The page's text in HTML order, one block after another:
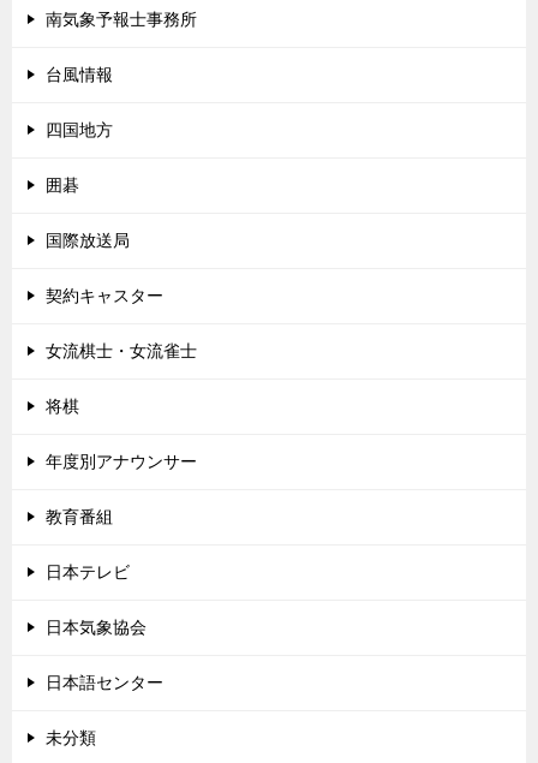
南気象予報士事務所
台風情報
四国地方
囲碁
国際放送局
契約キャスター
女流棋士・女流雀士
将棋
年度別アナウンサー
教育番組
日本テレビ
日本気象協会
日本語センター
未分類